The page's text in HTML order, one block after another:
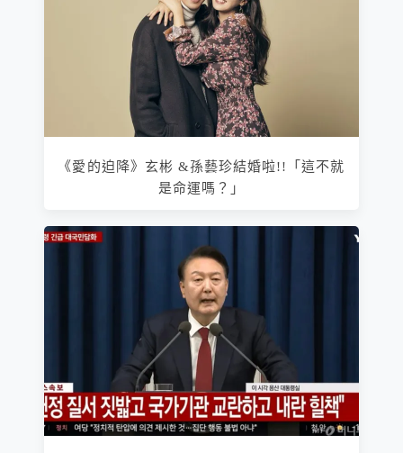
《愛的迫降》玄彬 &孫藝珍結婚啦!!「這不就
是命運嗎？」